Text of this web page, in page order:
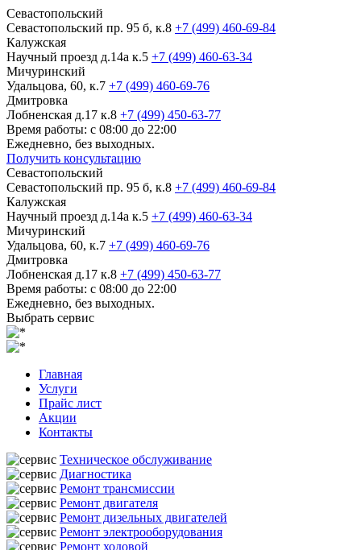
Севастопольский
Севастопольский пр. 95 б, к.8 +7 (499) 460-69-84
Калужская
Научный проезд д.14а к.5 +7 (499) 460-63-34
Мичуринский
Удальцова, 60, к.7 +7 (499) 460-69-76
Дмитровка
Лобненская д.17 к.8 +7 (499) 450-63-77
Время работы: с 08:00 до 22:00
Ежедневно, без выходных.
Получить консультацию
Севастопольский
Севастопольский пр. 95 б, к.8 +7 (499) 460-69-84
Калужская
Научный проезд д.14а к.5 +7 (499) 460-63-34
Мичуринский
Удальцова, 60, к.7 +7 (499) 460-69-76
Дмитровка
Лобненская д.17 к.8 +7 (499) 450-63-77
Время работы: с 08:00 до 22:00
Ежедневно, без выходных.
Выбрать сервис
Главная
Услуги
Прайс лист
Акции
Контакты
Техническое обслуживание
Диагностика
Ремонт трансмиссии
Ремонт двигателя
Ремонт дизельных двигателей
Ремонт электрооборудования
Ремонт ходовой